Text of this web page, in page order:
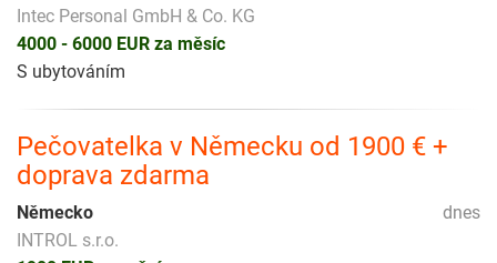
Intec Personal GmbH & Co. KG
4000 - 6000 EUR za měsíc
S ubytováním
Pečovatelka v Německu od 1900 € +
doprava zdarma
dnes
Německo
INTROL s.r.o.